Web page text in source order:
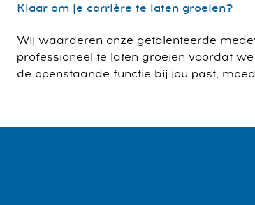
Klaar om je carrière te laten groeien?
Wij waarderen onze getalenteerde
professioneel te laten groeien voordat
de openstaande functie bij jou past,